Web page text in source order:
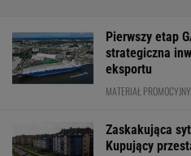
Pierwszy etap
strategiczna
eksportu
MATERIAŁ PROMOCYJNY
Zaskakująca
Kupujący